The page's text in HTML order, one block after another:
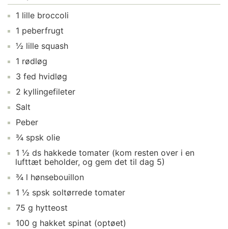
1 lille broccoli
1 peberfrugt
½ lille squash
1 rødløg
3 fed hvidløg
2 kyllingefileter
Salt
Peber
¾ spsk olie
1 ½ ds hakkede tomater (kom resten over i en
lufttæt beholder, og gem det til dag 5)
¾ l hønsebouillon
1 ½ spsk soltørrede tomater
75 g hytteost
100 g hakket spinat (optøet)